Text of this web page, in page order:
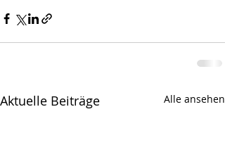
Aktuelle Beiträge Alle ansehen